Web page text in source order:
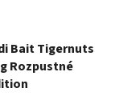
Bait Tigernuts
Rozpustné